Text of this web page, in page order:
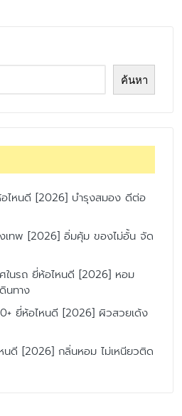
ค้นหา
ไหนดี [2026] บำรุงสมอง ดีต่อ
งเทพ [2026] อิ่มคุ้ม ของไม่อั้น จัด
ในรถ ยี่ห้อไหนดี [2026] หอม
นทาง
ยี่ห้อไหนดี [2026] ผิวสวยเด้ง
นดี [2026] กลิ่นหอม ไม่เหนียวติด